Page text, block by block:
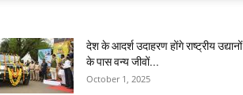
देश के आदर्श उदाहरण होंगे राष्ट्रीय उद्यानों
के पास वन्य जीवों...
October 1, 2025